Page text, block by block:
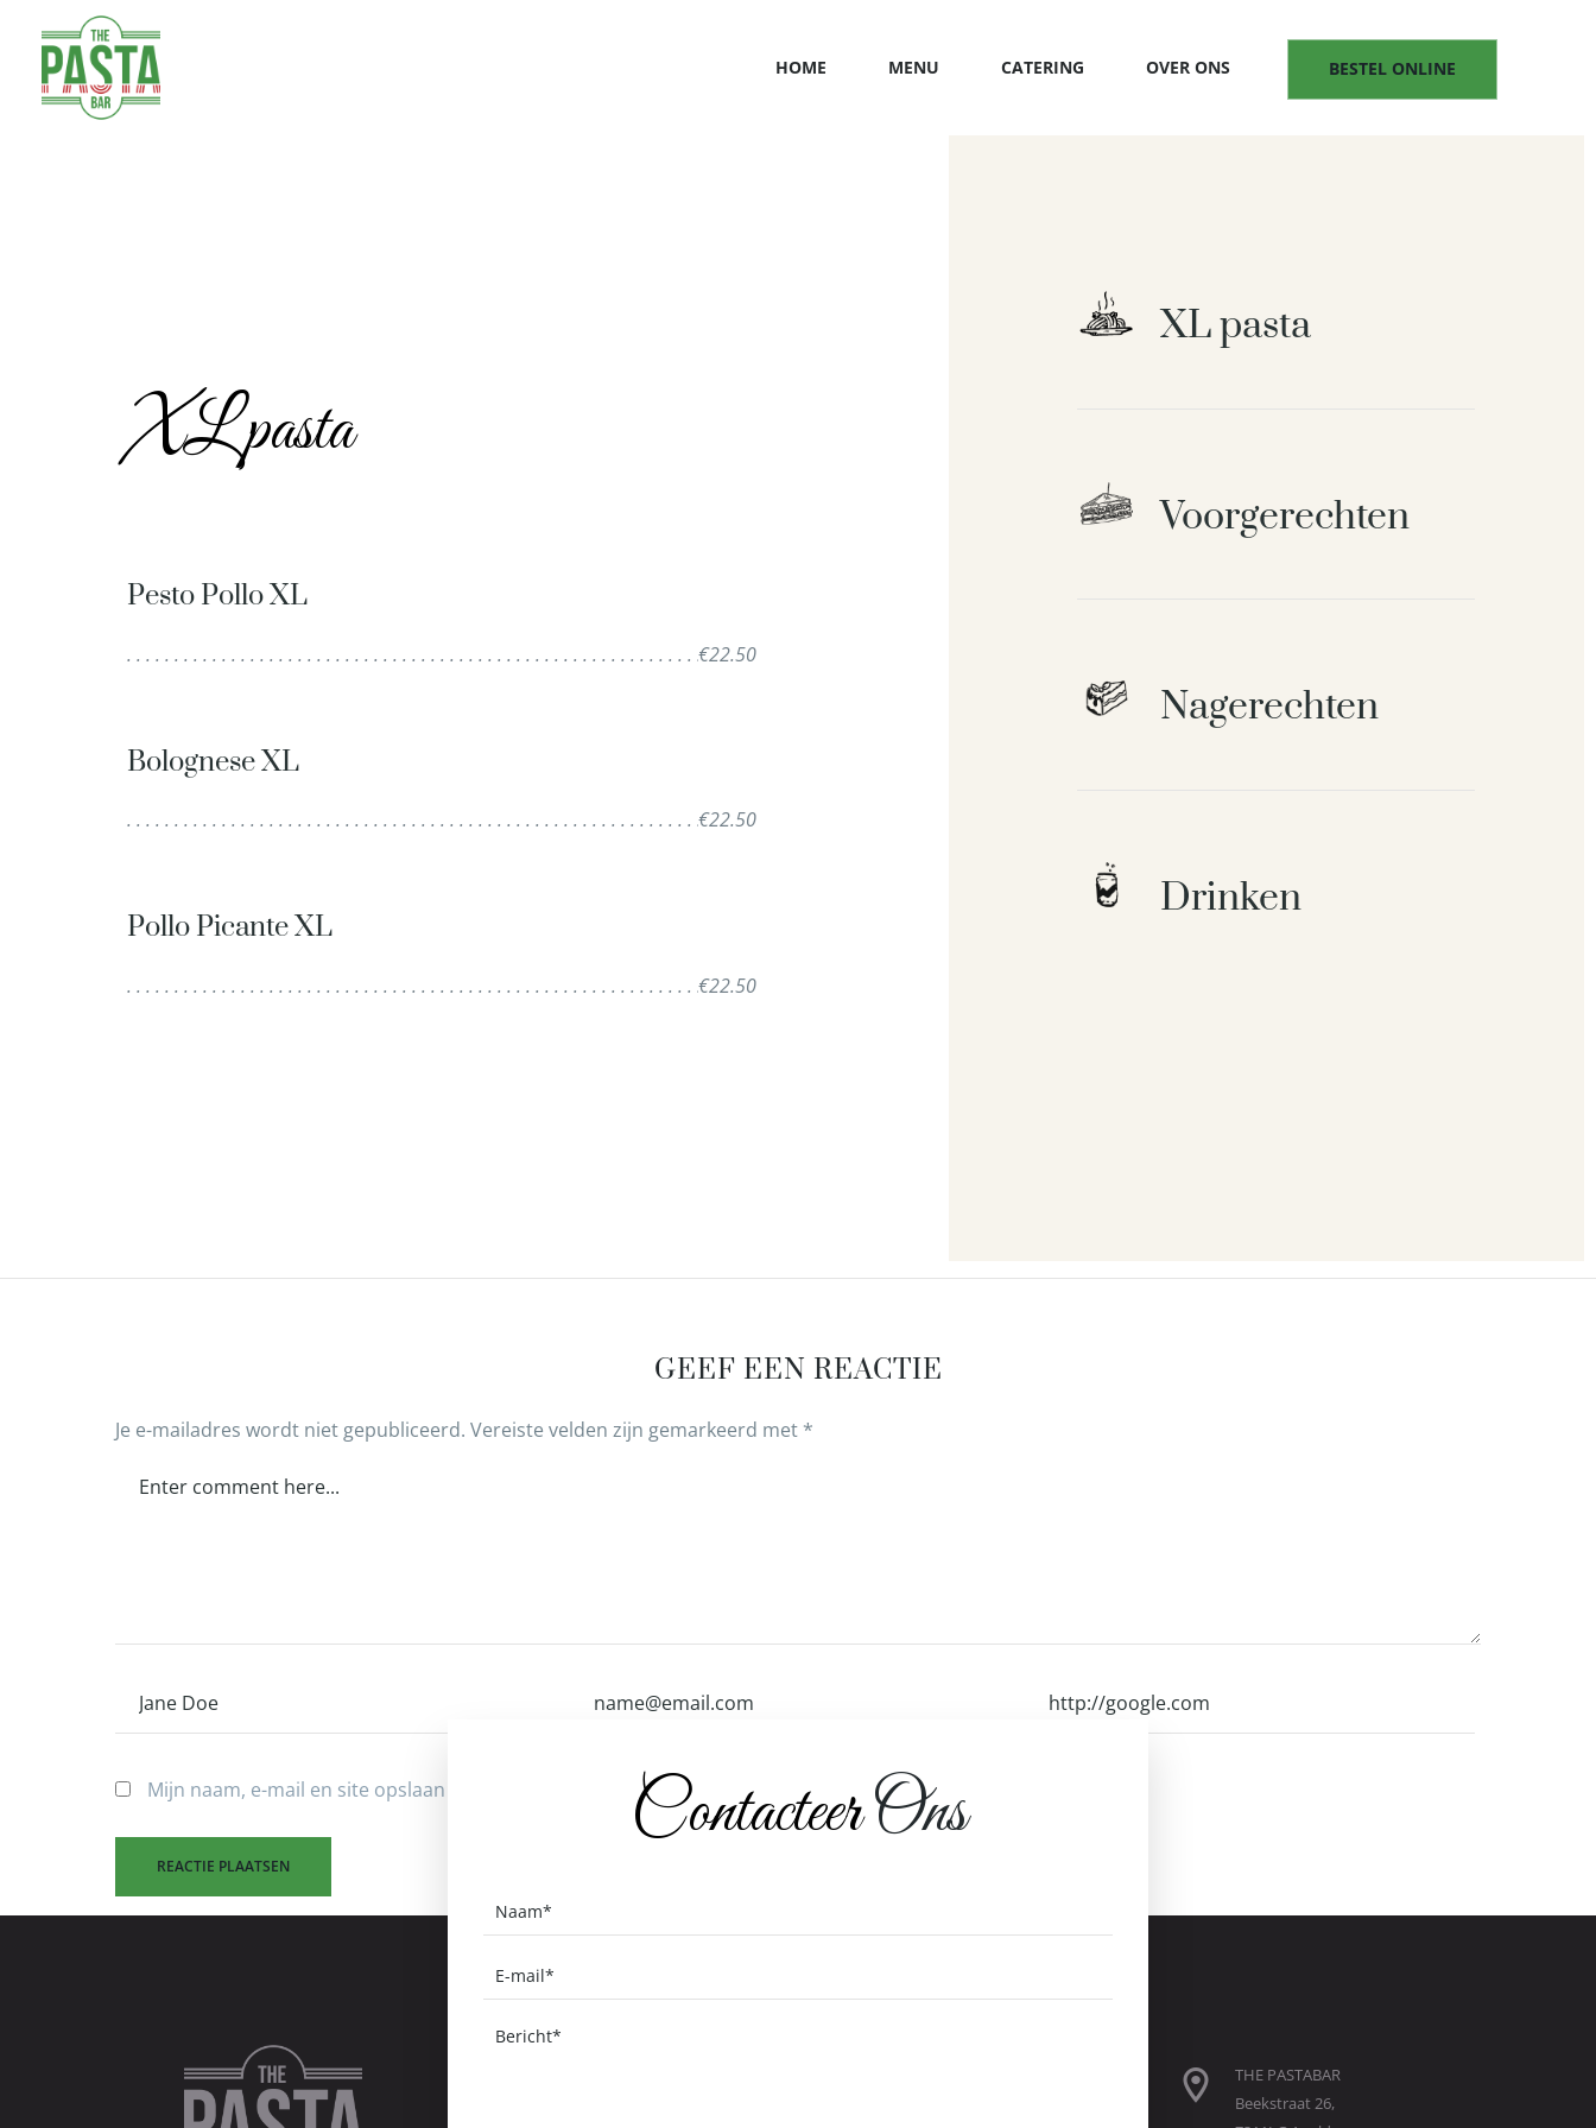
HOME MENU CATERING OVER ONS BESTEL ONLINE
XL pasta
Pesto Pollo XL
. . . . . . . . . . . . . . . . . . . . . . . . . . . . . . . . . . . . . . . . . . . . . . . . . . . . . . . . . . . . . . . . . .
€22.50
Bolognese XL
. . . . . . . . . . . . . . . . . . . . . . . . . . . . . . . . . . . . . . . . . . . . . . . . . . . . . . . . . . . . . . . . . .
€22.50
Pollo Picante XL
. . . . . . . . . . . . . . . . . . . . . . . . . . . . . . . . . . . . . . . . . . . . . . . . . . . . . . . . . . . . . . . . . .
€22.50
XL pasta
Voorgerechten
Nagerechten
Drinken
GEEF EEN REACTIE
Je e-mailadres wordt niet gepubliceerd. Vereiste velden zijn gemarkeerd met *
Mijn naam, e-mail en site opslaan in deze browser voor de volgende keer wanneer ik een reactie plaats.
ContacteerOns
THE PASTABAR
Beekstraat 26,